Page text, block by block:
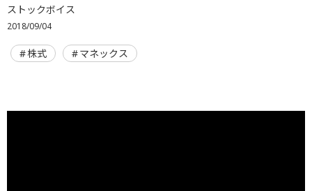
ストックボイス
2018/09/04
株式 マネックス